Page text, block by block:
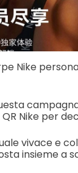
Nike
Nike per
vivace e
insieme a